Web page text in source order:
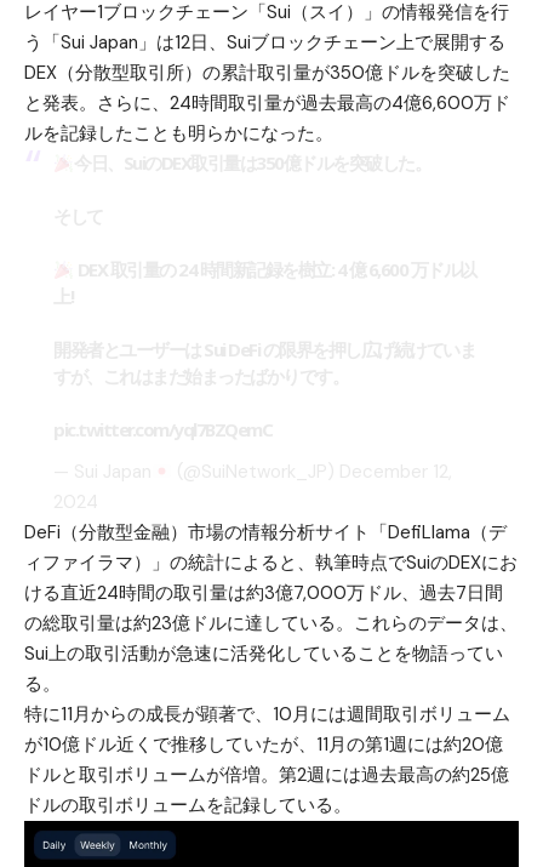
レイヤー1ブロックチェーン「Sui（スイ）」の情報発信を行
う「Sui Japan」は12日、Suiブロックチェーン上で展開する
DEX（分散型取引所）の累計取引量が350億ドルを突破した
と発表。さらに、24時間取引量が過去最高の4億6,600万ド
ルを記録したことも明らかになった。
DeFi（分散型金融）市場の情報分析サイト「DefiLlama（デ
ィファイラマ）」の統計によると、執筆時点でSuiのDEXにお
ける直近24時間の取引量は約3億7,000万ドル、過去7日間
の総取引量は約23億ドルに達している。これらのデータは、
Sui上の取引活動が急速に活発化していることを物語ってい
る。
特に11月からの成長が顕著で、10月には週間取引ボリューム
が10億ドル近くで推移していたが、11月の第1週には約20億
ドルと取引ボリュームが倍増。第2週には過去最高の約25億
ドルの取引ボリュームを記録している。